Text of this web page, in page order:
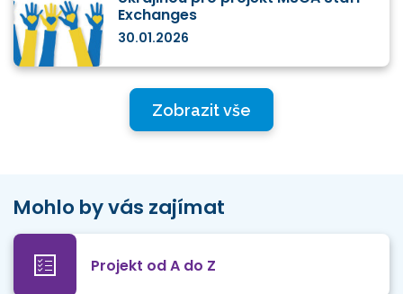
Exchanges
30.01.2026
Zobrazit vše
Mohlo by vás zajímat
Projekt od A do Z